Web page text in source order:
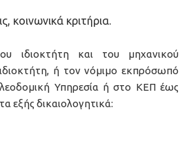
κοινωνικά κριτήρια.
ιδιοκτήτη και του μηχανικού
ή τον νόμιμο εκπρόσωπό
Υπηρεσία ή στο ΚΕΠ έως
εξής δικαιολογητικά: